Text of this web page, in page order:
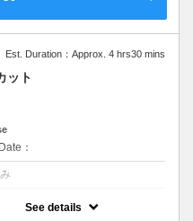
Est. Duration：Approx. 4 hrs30 mins
ット
：
See details